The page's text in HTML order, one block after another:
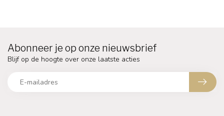
Abonneer je op onze nieuwsbrief
Blijf op de hoogte over onze laatste acties